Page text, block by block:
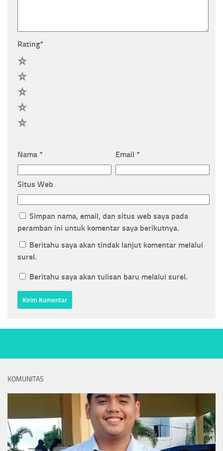
Rating*
Nama * Email *
Situs Web
Simpan nama, email, dan situs web saya pada
peramban ini untuk komentar saya berikutnya.
Beritahu saya akan tindak lanjut komentar melalui
surel.
Beritahu saya akan tulisan baru melalui surel.
KOMUNITAS